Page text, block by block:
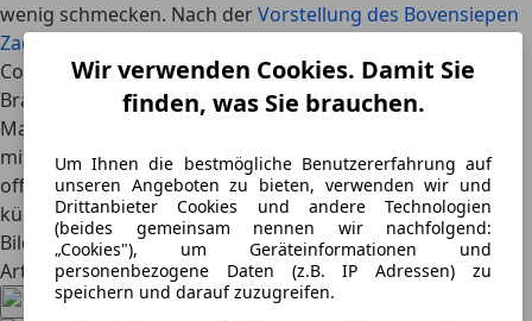
Wir verwenden Cookies. Damit Sie
finden, was Sie brauchen.
Um Ihnen die bestmögliche Benutzererfahrung auf
unseren Angeboten zu bieten, verwenden wir und
Drittanbieter Cookies und andere Technologien
(beides gemeinsam nennen wir nachfolgend:
„Cookies"), um Geräteinformationen und
personenbezogene Daten (z.B. IP Adressen) zu
speichern und darauf zuzugreifen.
wenig schmecken. Nach derVorstellung des Bovensiepen
Zagato
Constantin Buschmann, das die Münchner mit ihrem
Brabus Bodo wie einen schwerfälligen Tanzbären in der
Manege vorführt. Während der Bottroper Tuner bereits
mit zehn bis 15 Einheiten pro Jahr plant, sucht BMW
offenbar noch nach der Antwort auf die Frage, was Alpina
künftig eigentlich sein soll. (Text: Thomas Vogelhuber |
Bilder: Hersteller)
Artikel teilen